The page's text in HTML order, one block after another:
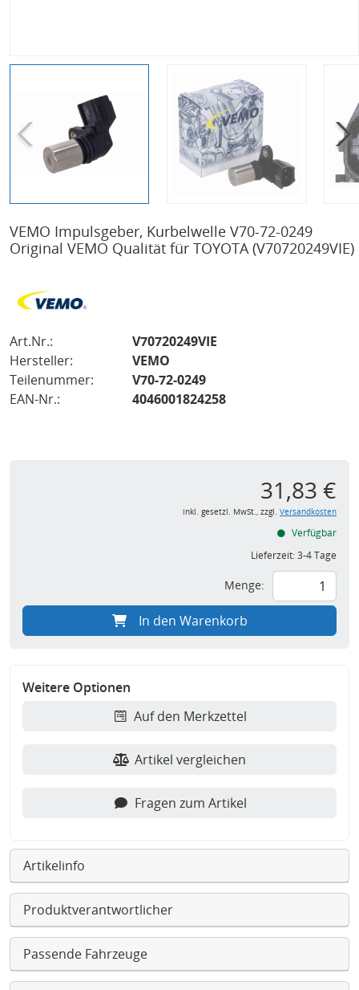
VEMO Impulsgeber, Kurbelwelle V70-72-0249
Original VEMO Qualität für TOYOTA(V70720249VIE)
Art.Nr.:
V70720249VIE
Hersteller:
VEMO
Teilenummer:
V70-72-0249
EAN-Nr.:
4046001824258
31,83 €
inkl. gesetzl. MwSt., zzgl. Versandkosten
Verfügbar
Lieferzeit:3-4 Tage
Menge:
In den Warenkorb
Weitere Optionen
Auf den Merkzettel
Artikel vergleichen
Fragen zum Artikel
Artikelinfo
Produktverantwortlicher
Passende Fahrzeuge